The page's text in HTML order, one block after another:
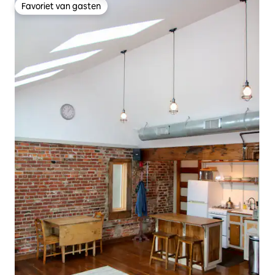
Favoriet van gasten
Favoriet van gasten